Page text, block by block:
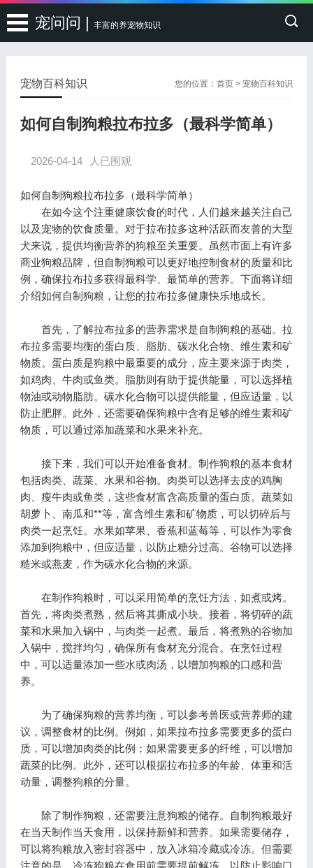
宠问问 | 丰富的养宠物知识
您的位置：首页 >宠物百科知识
宠物百科知识
如何自制狗粮拉布拉多（最科学简单）
2026-04-14 人已围观
如何自制狗粮拉布拉多（最科学简单）
在如今这个注重健康饮食的时代，人们越来越关注自己
以及宠物的饮食质量。对于拉布拉多这种活跃而友善的大型
犬来说，提供均衡营养的狗粮至关重要。虽然市面上有许多
商业狗粮品牌，但自制狗粮可以更好地控制食材的质量和比
例，确保拉布拉多获得最科学、最简单的营养。下面将详细
介绍如何自制狗粮，让您的拉布拉多健康快乐地成长。
首先，了解拉布拉多的营养需求是自制狗粮的基础。拉
布拉多需要均衡的蛋白质、脂肪、碳水化合物、维生素和矿
物质。蛋白质是狗粮中最重要的成分，应主要来源于肉类，
如鸡肉、牛肉或鱼类。脂肪则有助于提供能量，可以选择植
物油或动物脂肪。碳水化合物可以提供能量，但应适量，以
防止肥胖。此外，还需要确保狗粮中含有足够的维生素和矿
物质，可以通过添加蔬菜和水果来补充。
接下来，我们可以开始准备食材。制作狗粮的基本食材
包括肉类、蔬菜、水果和谷物。肉类可以选择去皮的鸡胸
肉、瘦牛肉或鱼类，这些食材富含高质量的蛋白质。蔬菜如
胡萝卜、南瓜和**等，富含维生素和矿物质，可以切碎后与
肉类一起烹饪。水果如苹果、香蕉和蓝莓等，可以作为零食
添加到狗粮中，但应适量，以防止糖分过高。谷物可以选择
糙米或燕麦，作为碳水化合物的来源。
在制作狗粮时，可以采用简单的烹饪方法，如煮或烤。
首先，将肉类煮熟，然后将其撕成小块。接着，将切碎的蔬
菜和水果加入锅中，与肉类一起煮。最后，将煮熟的谷物加
入锅中，搅拌均匀，确保所有食材充分混合。在烹饪过程
中，可以适量添加一些水或肉汤，以增加狗粮的口感和营
养。
为了确保狗粮的营养均衡，可以参考兽医或营养师的建
议，调整食材的比例。例如，如果拉布拉多需要更多的蛋白
质，可以增加肉类的比例；如果需要更多的纤维，可以增加
蔬菜的比例。此外，还可以根据拉布拉多的年龄、体重和活
动量，调整狗粮的分量。
除了制作狗粮，还需要注意狗粮的储存。自制狗粮最好
在当天制作当天食用，以保持新鲜和营养。如果需要储存，
可以将狗粮放入密封容器中，放入冰箱冷藏或冷冻。但需要
注意的是，冷冻狗粮在食用前需要提前解冻，以防止影响口